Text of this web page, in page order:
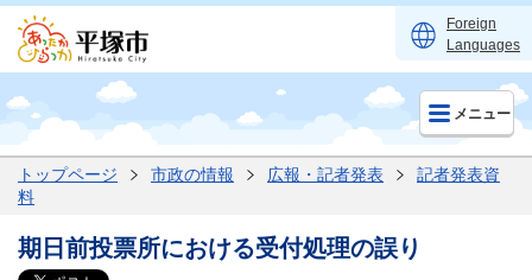
Foreign
Languages
メニュー
トップページ 市政の情報 広報・記者発表
記者発表資
料
期日前投票所における受付処理の誤り